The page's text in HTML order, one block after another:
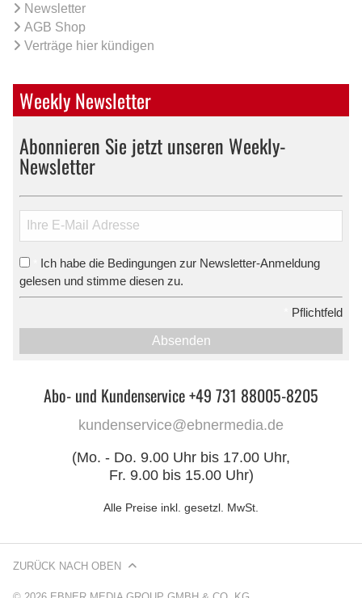
Newsletter
AGB Shop
Verträge hier kündigen
Weekly Newsletter
Abonnieren Sie jetzt unseren Weekly-
Newsletter
Ich habe die Bedingungen zur Newsletter-Anmeldung
gelesen und stimme diesen zu.
Pflichtfeld
Absenden
Abo- und Kundenservice +49 731 88005-8205
kundenservice@ebnermedia.de
(Mo. - Do. 9.00 Uhr bis 17.00 Uhr,
Fr. 9.00 bis 15.00 Uhr)
Alle Preise inkl. gesetzl. MwSt.
ZURÜCK NACH OBEN